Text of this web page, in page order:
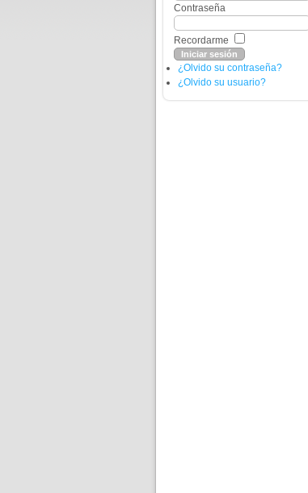
Contraseña
Recordarme
¿Olvido su contraseña?
¿Olvido su usuario?